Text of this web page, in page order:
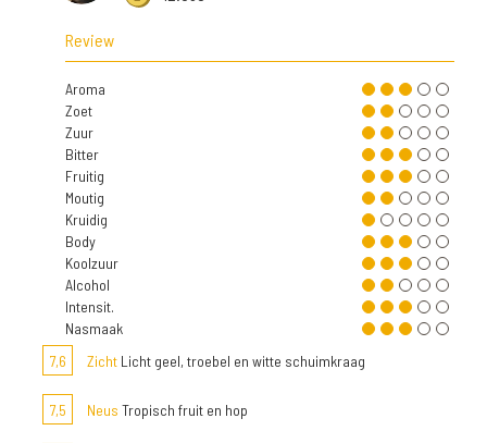
Review
Aroma
Zoet
Zuur
Bitter
Fruitig
Moutig
Kruidig
Body
Koolzuur
Alcohol
Intensit.
Nasmaak
7,6
Zicht Licht geel, troebel en witte schuimkraag
7,5 Neus Tropisch fruit en hop